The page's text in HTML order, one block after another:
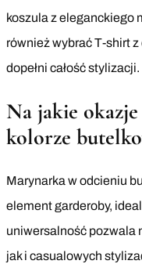
koszula z eleganckiego
również wybrać T-shirt
dopełni całość stylizacji.
Na jakie
kolorze
Marynarka w odcieniu
element garderoby,
uniwersalność pozwala
jak i casualowych